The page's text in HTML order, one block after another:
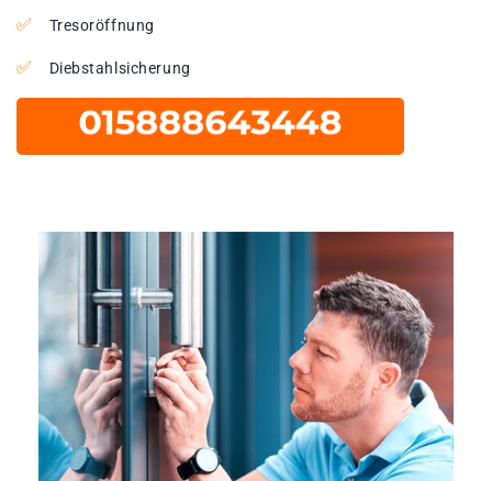
Tresoröffnung
Diebstahlsicherung